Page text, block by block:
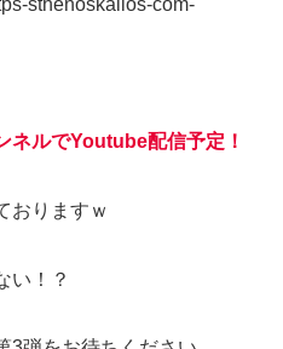
sthenoskallos-com-
ネルでYoutube配信予定！
おりますｗ
い！？